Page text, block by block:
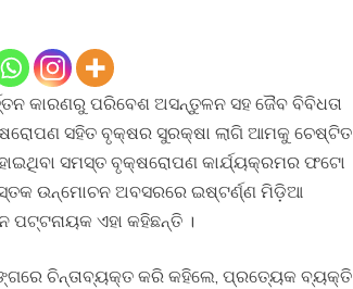
କାରଣରୁ ପରିବେଶ ଅସନ୍ତୁଳନ ସହ ଜୈବ ବିବିଧତା
ସହିତ ବୃକ୍ଷର ସୁରକ୍ଷା ଲାଗି ଆମକୁ ଚେଷ୍ଟିତ
ହୋଇଥିବା ସମସ୍ତ ବୃକ୍ଷରୋପଣ କାର୍ଯ୍ୟକ୍ରମର ଫଟୋ
ଉନ୍ମୋଚନ ଅବସରରେ ଇଷ୍ଟର୍ଣ୍ଣ ମିଡ଼ିଆ
ଏହା କହିଛନ୍ତି ।
ଚିନ୍ତାବ୍ୟକ୍ତ କରି କହିଲେ, ପ୍ରତ୍ୟେକ ବ୍ୟକ୍ତି